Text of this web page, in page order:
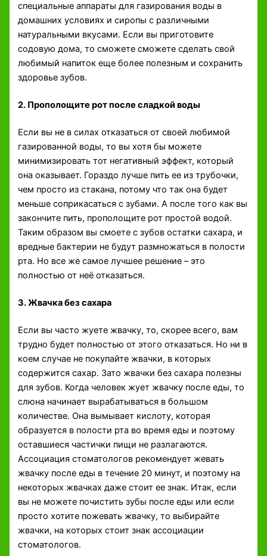
специальные аппараты для газирования воды в
домашних условиях и сиропы с различными
натуральными вкусами. Если вы приготовите
содовую дома, то сможете сможете сделать свой
любимый напиток еще более полезным и сохранить
здоровье зубов.
2. Прополощите рот после сладкой воды
Если вы не в силах отказаться от своей любимой
газированной воды, то вы хотя бы можете
минимизировать тот негативный эффект, который
она оказывает. Гораздо лучше пить ее из трубочки,
чем просто из стакана, потому что так она будет
меньше соприкасаться с зубами. А после того как вы
закончите пить, прополощите рот простой водой.
Таким образом вы смоете с зубов остатки сахара, и
вредные бактерии не будут размножаться в полости
рта. Но все же самое лучшее решение – это
полностью от неё отказаться.
3. Жвачка без сахара
Если вы часто жуете жвачку, то, скорее всего, вам
трудно будет полностью от этого отказаться. Но ни в
коем случае не покупайте жвачки, в которых
содержится сахар. Зато жвачки без сахара полезны
для зубов. Когда человек жует жвачку после еды, то
слюна начинает вырабатываться в большом
количестве. Она вымывает кислоту, которая
образуется в полости рта во время еды и поэтому
оставшиеся частички пищи не разлагаются.
Ассоциация стоматологов рекомендует жевать
жвачку после еды в течение 20 минут, и поэтому на
некоторых жвачках даже стоит ее знак. Итак, если
вы не можете почистить зубы после еды или если
просто хотите пожевать жвачку, то выбирайте
жвачки, на которых стоит знак ассоциации
стоматологов.